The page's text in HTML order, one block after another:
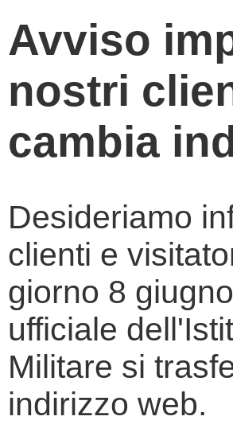
Avviso
nostri
cambia
Desideriamo
clienti e
giorno 8
ufficiale
Militare si
indirizzo web.